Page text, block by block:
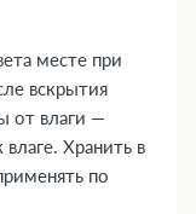
месте при
вскрытия
от влаги —
Хранить в
по